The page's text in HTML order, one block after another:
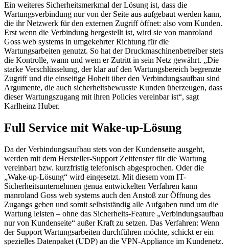
Ein weiteres Sicherheitsmerkmal der Lösung ist, dass die
Wartungsverbindung nur von der Seite aus aufgebaut werden kann,
die ihr Netzwerk für den externen Zugriff öffnet: also vom Kunden.
Erst wenn die Verbindung hergestellt ist, wird sie von manroland
Goss web systems in umgekehrter Richtung für die
Wartungsarbeiten genutzt. So hat der Druckmaschinenbetreiber stets
die Kontrolle, wann und wem er Zutritt in sein Netz gewährt. „Die
starke Verschlüsselung, der klar auf den Wartungsbereich begrenzte
Zugriff und die einseitige Hoheit über den Verbindungsaufbau sind
Argumente, die auch sicherheitsbewusste Kunden überzeugen, dass
dieser Wartungszugang mit ihren Policies vereinbar ist“, sagt
Karlheinz Huber.
Full Service mit Wake-up-Lösung
Da der Verbindungsaufbau stets von der Kundenseite ausgeht,
werden mit dem Hersteller-Support Zeitfenster für die Wartung
vereinbart bzw. kurzfristig telefonisch abgesprochen. Oder die
„Wake-up-Lösung“ wird eingesetzt. Mit diesem vom IT-
Sicherheitsunternehmen genua entwickelten Verfahren kann
manroland Goss web systems auch den Anstoß zur Öffnung des
Zugangs geben und somit selbstständig alle Aufgaben rund um die
Wartung leisten – ohne das Sicherheits-Feature „Verbindungsaufbau
nur von Kundenseite“ außer Kraft zu setzen. Das Verfahren: Wenn
der Support Wartungsarbeiten durchführen möchte, schickt er ein
spezielles Datenpaket (UDP) an die VPN-Appliance im Kundenetz.